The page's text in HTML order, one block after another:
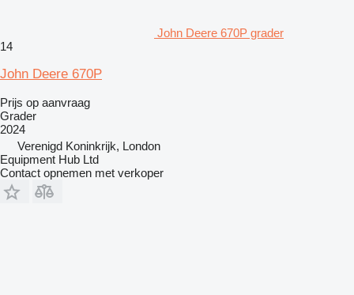
John Deere 670P grader
14
John Deere 670P
Prijs op aanvraag
Grader
2024
Verenigd Koninkrijk, London
Equipment Hub Ltd
Contact opnemen met verkoper